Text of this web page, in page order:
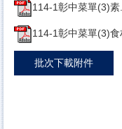
114-1彰中菜單(3)
114-1彰中菜單(3)
批次下載附件